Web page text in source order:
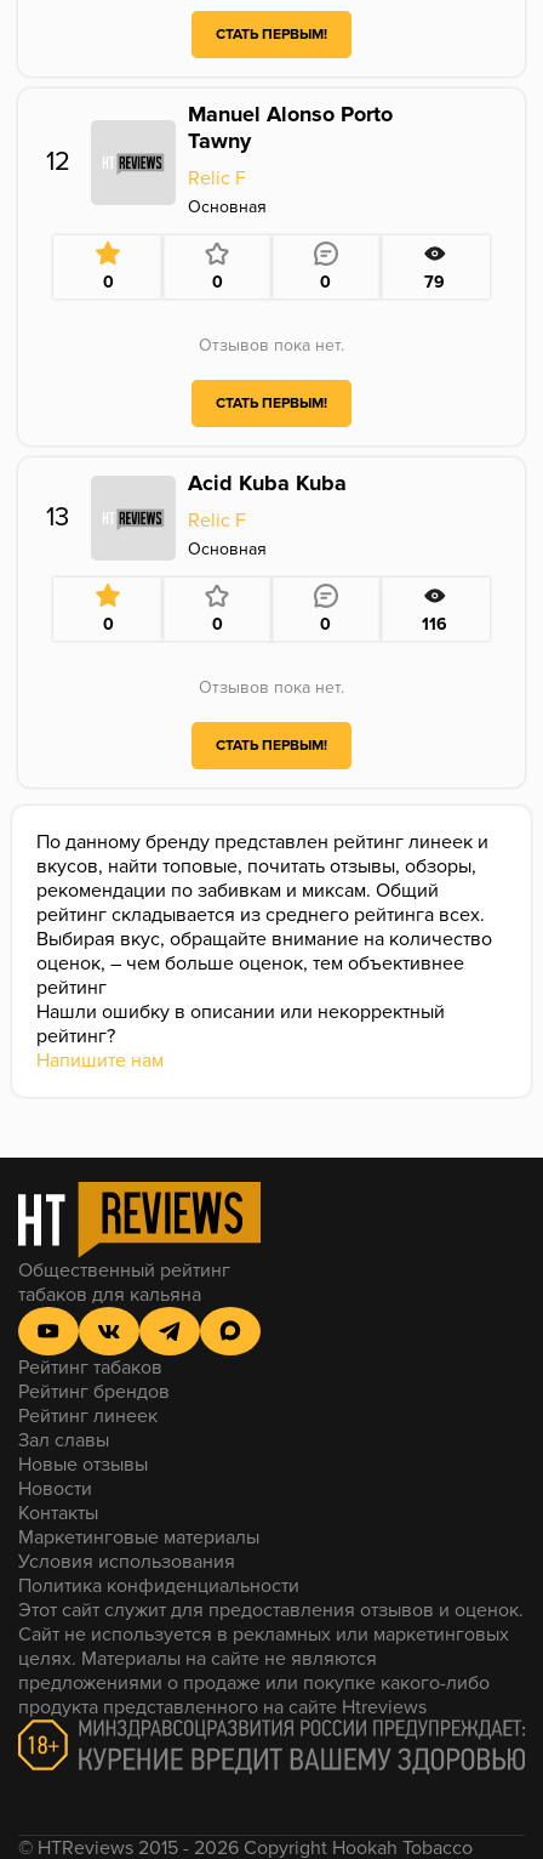
СТАТЬ ПЕРВЫМ!
12
Manuel Alonso Porto
Tawny
Relic F
Основная
0 0 0 79
Отзывов пока нет.
СТАТЬ ПЕРВЫМ!
13
Acid Kuba Kuba
Relic F
Основная
0 0 0 116
Отзывов пока нет.
СТАТЬ ПЕРВЫМ!
По данному бренду представлен рейтинг линеек и
вкусов, найти топовые, почитать отзывы, обзоры,
рекомендации по забивкам и миксам. Общий
рейтинг складывается из среднего рейтинга всех.
Выбирая вкус, обращайте внимание на количество
оценок, – чем больше оценок, тем объективнее
рейтинг
Нашли ошибку в описании или некорректный
рейтинг?
Напишите нам
Общественный рейтинг
табаков для кальяна
Рейтинг табаков
Рейтинг брендов
Рейтинг линеек
Зал славы
Новые отзывы
Новости
Контакты
Маркетинговые материалы
Условия использования
Политика конфиденциальности
Этот сайт служит для предоставления отзывов и оценок.
Сайт не используется в рекламных или маркетинговых
целях. Материалы на сайте не являются
предложениями о продаже или покупке какого-либо
продукта представленного на сайте Htreviews
© HTReviews 2015 - 2026 Copyright Hookah Tobacco